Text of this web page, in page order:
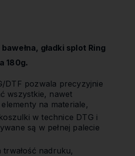
gładki splot Ring
180g.
DTF pozwala precyzyjnie
wszystkie, nawet
elementy na materiale,
w technice DTG i
są w pełnej palecie
trwałość nadruku,